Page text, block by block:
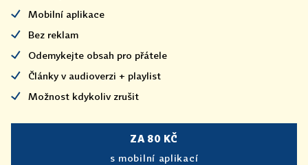
Mobilní aplikace
Bez reklam
Odemykejte obsah pro přátele
Články v audioverzi + playlist
Možnost kdykoliv zrušit
ZA 80 KČ
s mobilní aplikací